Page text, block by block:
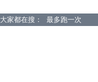
大家都在搜： 最多跑一次